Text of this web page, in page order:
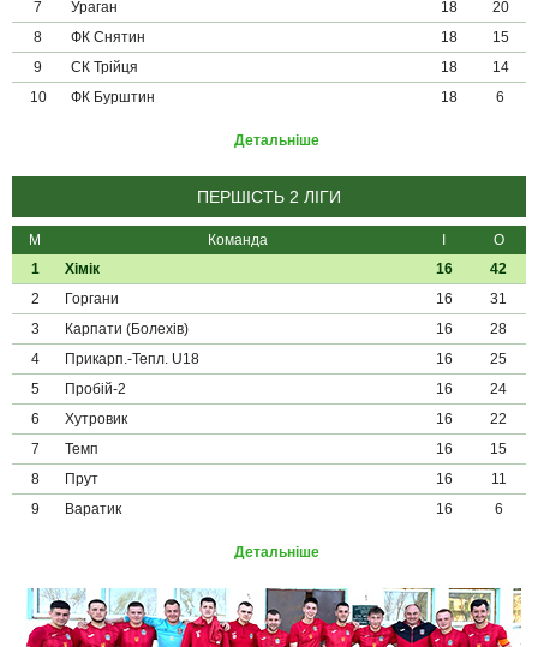
7
Ураган 18
20
8
ФК Снятин 18
15
9
СК Трійця 18
14
10
ФК Бурштин 18 6
Детальніше
ПЕРШІСТЬ 2 ЛІГИ
М Команда
О
1
Хімік 16
42
2
Горгани 16
31
3
Карпати (Болехів) 16
28
4
Прикарп.-Тепл. U18 16
25
5
Пробій-2 16
24
6
Хутровик 16
22
7
Темп 16
15
8
Прут 16
11
9
Варатик 16 6
Детальніше